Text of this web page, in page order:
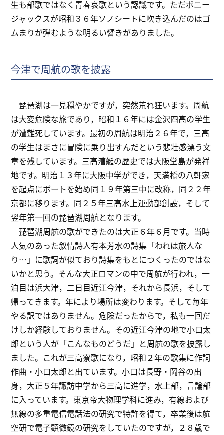
生も部歌ではなく青春哀歌という認識です。ただボニー
ジャックスが昭和３６年ソノシートに吹き込んだのはゴ
ムまりが弾むような明るい響きがありました。
今津で周航の歌を披露
琵琶湖は一見穏やかですが，突然荒れ狂います。周航
は大変危険な旅であり，昭和１６年には金沢四高の学生
が遭難死しています。最初の周航は明治２６年で，三高
の学生はまさに冒険に乗り出すんだという悲壮感漂う文
章を残しています。三高漕艇の歴史では大阪堂島が発祥
地です。明治１３年に大阪中学ができ，天満橋の八軒家
を起点にボートを始め同１９年第三中に改称，同２２年
京都に移ります。同２５年三高水上運動部創設，そして
翌年第一回の琵琶湖周航となります。
琵琶湖周航の歌ができたのは大正６年６月です。当時
人気のあった叙情詩人有本芳水の詩集「われは旅人な
り…」に歌詞が似ており詩集をもとにつくったのではな
いかと思う。そんな大正ロマンの中で周航が行われ，一
泊目は浜大津，二日目近江今津，それから長浜，そして
帰ってきます。年により場所は変わります。そして毎年
やる訳ではありません。危険だったからで，私も一回だ
けしか経験しておりません。その近江今津の地で小口太
郎という人が「こんなものどうだ」と周航の歌を披露し
ました。これが三高寮歌になり，昭和２年の歌集に作詞
作曲・小口太郎と出ています。小口は長野・岡谷の出
身，大正５年諏訪中学から三高に進学，水上部，言論部
に入っています。東京帝大物理学科に進み，有線および
無線の多重電信電話法の研究で特許を得て，卒業後は航
空研で電子顕微鏡の研究をしていたのですが，２８歳で